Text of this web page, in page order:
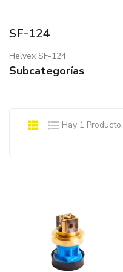
SF-124
Helvex SF-124
Subcategorías
Hay 1 Producto.